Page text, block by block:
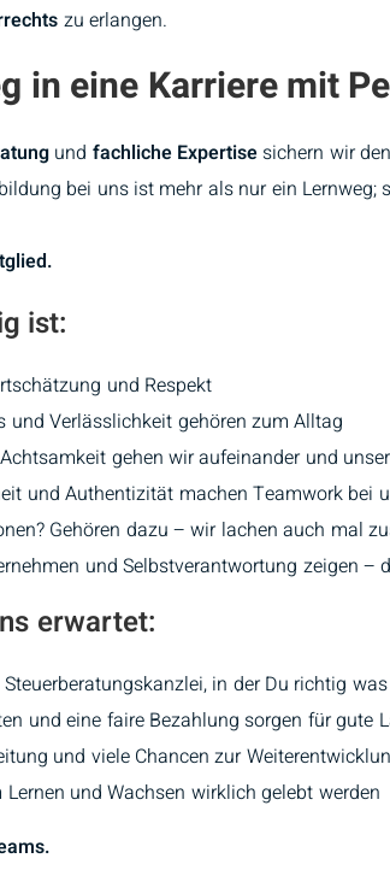
zu erlangen.
in eine Karriere mit
und fachliche Expertise sichern wir
bei uns ist mehr als nur ein Lernweg;
ist:
und Respekt
und Verlässlichkeit gehören zum Alltag
gehen wir aufeinander und
und Authentizität machen Teamwork bei
Gehören dazu – wir lachen auch mal
und Selbstverantwortung zeigen –
erwartet:
in der Du richtig
und eine faire Bezahlung sorgen für gute
und viele Chancen zur
Lernen und Wachsen wirklich gelebt werden